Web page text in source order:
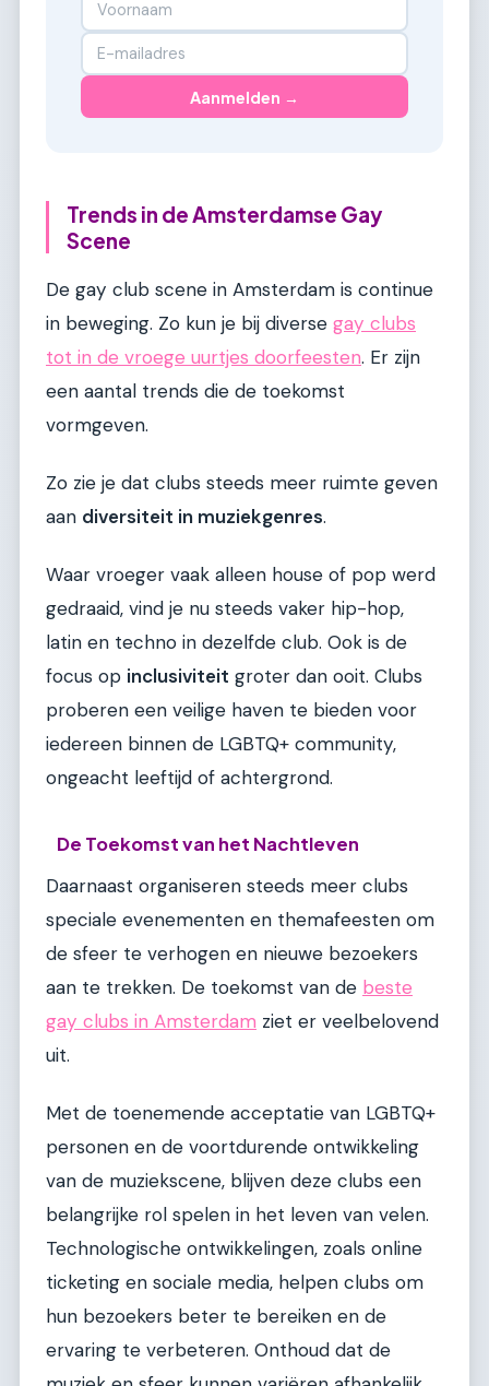
Aanmelden →
Trends in de Amsterdamse Gay
Scene
De gay club scene in Amsterdam is continue
in beweging. Zo kun je bij diverse gay clubs
tot in de vroege uurtjes doorfeesten. Er zijn
een aantal trends die de toekomst
vormgeven.
Zo zie je dat clubs steeds meer ruimte geven
aan diversiteit in muziekgenres.
Waar vroeger vaak alleen house of pop werd
gedraaid, vind je nu steeds vaker hip-hop,
latin en techno in dezelfde club. Ook is de
focus op inclusiviteit groter dan ooit. Clubs
proberen een veilige haven te bieden voor
iedereen binnen de LGBTQ+ community,
ongeacht leeftijd of achtergrond.
De Toekomst van het Nachtleven
Daarnaast organiseren steeds meer clubs
speciale evenementen en themafeesten om
de sfeer te verhogen en nieuwe bezoekers
aan te trekken. De toekomst van de beste
gay clubs in Amsterdam ziet er veelbelovend
uit.
Met de toenemende acceptatie van LGBTQ+
personen en de voortdurende ontwikkeling
van de muziekscene, blijven deze clubs een
belangrijke rol spelen in het leven van velen.
Technologische ontwikkelingen, zoals online
ticketing en sociale media, helpen clubs om
hun bezoekers beter te bereiken en de
ervaring te verbeteren. Onthoud dat de